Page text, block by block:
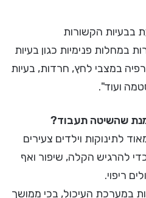
בבעיות הקשורות
במחלות פנימיות כגון בעיות
במצבי לחץ, חרדות, בעיות
ועוד".
שהשיטה תעבוד?
לתינוקות וילדים צעירים
להרגיש הקלה, שיפור ואף
ריפוי.
במערכת העיכול, בכי ממושך